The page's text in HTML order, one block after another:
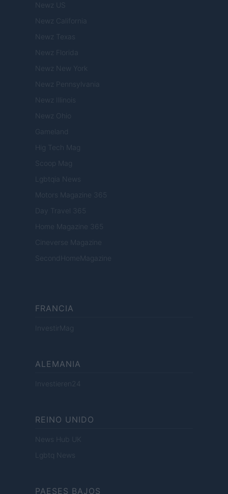
Newz US
Newz California
Newz Texas
Newz Florida
Newz New York
Newz Pennsylvania
Newz Illinois
Newz Ohio
Gameland
Hig Tech Mag
Scoop Mag
Lgbtqia News
Motors Magazine 365
Day Travel 365
Home Magazine 365
Cineverse Magazine
SecondHomeMagazine
FRANCIA
InvestirMag
ALEMANIA
Investieren24
REINO UNIDO
News Hub UK
Lgbtq News
PAESES BAJOS